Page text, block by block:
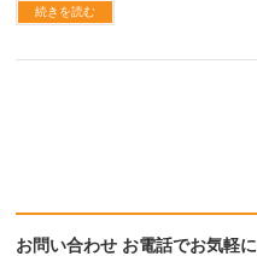
続きを読む
お問い合わせ お電話でお気軽に